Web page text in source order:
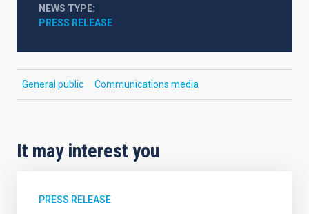
NEWS TYPE
PRESS RELEASE
General public Communications media
It may interest you
PRESS RELEASE